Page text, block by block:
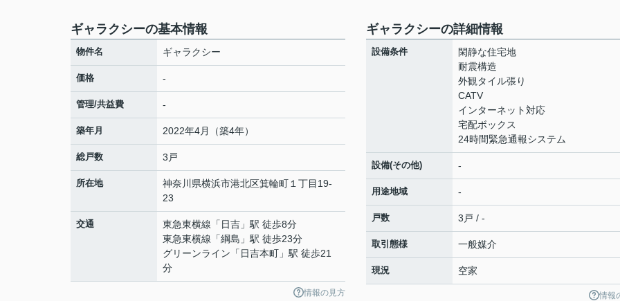
ギャラクシーの基本情報
物件名 ギャラクシー
価格 -
管理/共益費 -
築年月 2022年4月（築4年）
総戸数 3戸
所在地 神奈川県横浜市港北区箕輪町 １丁目19-
23
交通 東急東横線 「 日吉 」駅 徒歩8分
東急東横線 「綱島 」駅 徒歩23分
グリーンライン 「 日吉本町 」駅 徒歩21
分
情報の見方
ギャラクシーの詳細情報
設備条件
閑静な住宅地
耐震構造
外観タイル張り
CATV
インターネット対応
宅配ボックス
24時間緊急通報システム
設備(その他) -
用途地域 -
戸数 3戸 / -
取引態様 一般媒介
現況 空家
情報